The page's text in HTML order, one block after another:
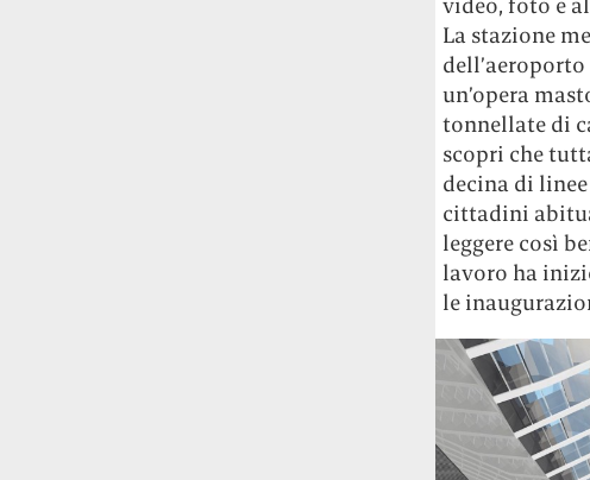
La stazione
un’opera
tonnellate di
scopri che
decina di
cittadini
leggere così
lavoro ha
le